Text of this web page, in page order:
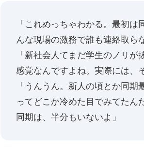
「これめっちゃわかる。最初
んな現場の激務で誰も連絡取ら
「新社会人てまだ学生のノリ
感覚なんですよね。実際には、
「うんうん。新人の頃とか同
ってどこか冷めた目でみてたん
同期は、半分もいないよ」